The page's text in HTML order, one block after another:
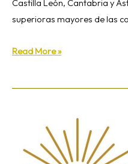
Castilla León, Cantabria y
superioras mayores de las
Read More »
conclusiones